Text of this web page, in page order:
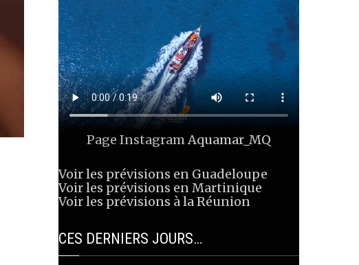
Page InstagramAquamar_MQ
Voir les prévisions en Guadeloupe
Voir les prévisions en Martinique
Voir les prévisions à la Réunion
CES DERNIERS JOURS…